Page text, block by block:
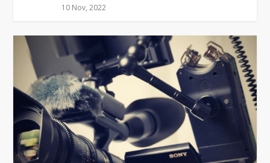
10 Nov, 2022